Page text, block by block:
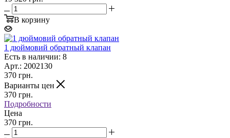
В корзину
1 дюймовий обратный клапан
Есть в наличии: 8
Арт.: 2002130
370 грн.
Варианты цен
370 грн.
Подробности
Цена
370 грн.